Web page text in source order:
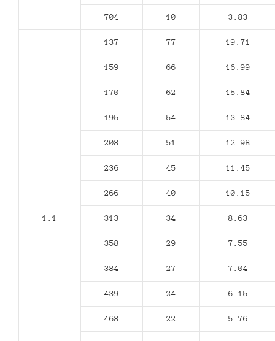
704 10 3.83
1.1
137 77 19.71
159 66 16.99
170 62 15.84
195 54 13.84
208 51 12.98
236 45 11.45
266 40 10.15
313 34 8.63
358 29 7.55
384 27 7.04
439 24 6.15
468 22 5.76